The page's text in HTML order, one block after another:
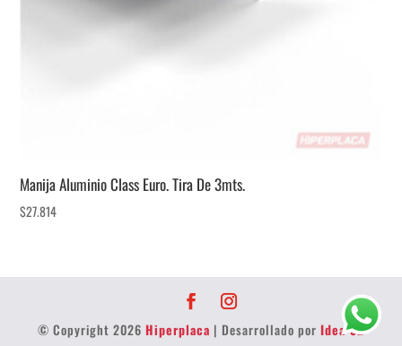
Manija Aluminio Class Euro. Tira De 3mts.
$27.814
© Copyright 2026 Hiperplaca | Desarrollado por Idea 32